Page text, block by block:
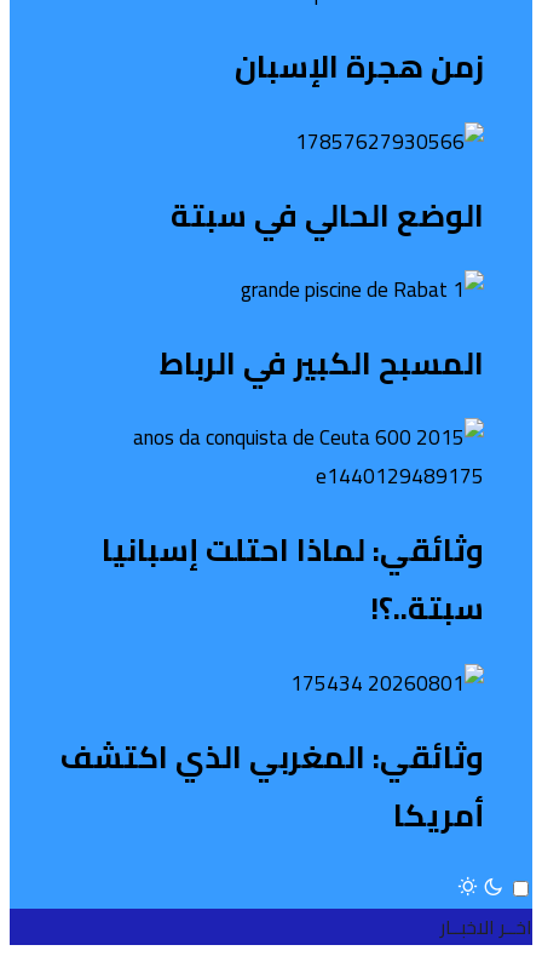
زمن هجرة الإسبان
الوضع الحالي في سبتة
المسبح الكبير في الرباط
وثائقي: لماذا احتلت إسبانيا
سبتة..؟!
وثائقي: المغربي الذي اكتشف
أمريكا
اخــر الاخبــار